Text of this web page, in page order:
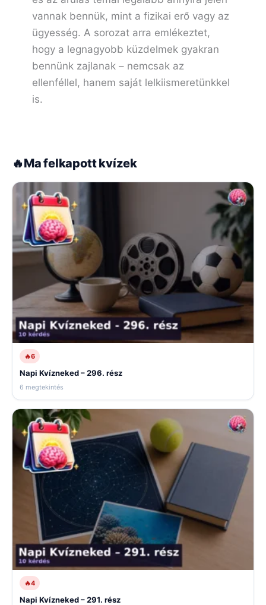
vannak bennük, mint a fizikai erő vagy az
ügyesség. A sorozat arra emlékeztet,
hogy a legnagyobb küzdelmek gyakran
bennünk zajlanak – nemcsak az
ellenféllel, hanem saját lelkiismeretünkkel
is.
🔥Ma felkapott kvízek
🔥6
Napi Kvízneked – 296. rész
6 megtekintés
🔥4
Napi Kvízneked – 291. rész